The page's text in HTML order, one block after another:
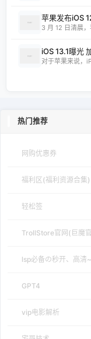
苹果发布iOS
3 月 12 日清晨
iOS 13.1曝光
对于苹果来说，
热门推荐
网购优惠券
福利区(福利资源合集)
轻松签
TrollStore官网(巨魔
lsp必备の秒开、高清
GPT4
vip电影解析